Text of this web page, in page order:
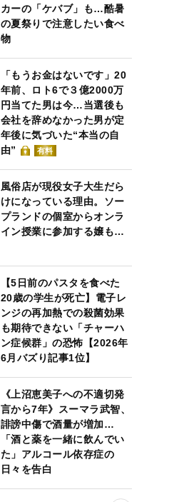
カーの「ケバブ」も…酷暑
の夏祭りで注意したい食べ
物
「もうお金はないです」20
年前、ロト6で３億2000万
円当てた男は今…当選後も
会社を辞めなかった男が定
年後に気づいた“本当の自
由”
有料
風俗店が現役女子大生だら
けになっている理由。ソー
プランドの個室からオンラ
イン授業に参加する嬢も…
【5日前のパスタを食べた
20歳の学生が死亡】電子レ
ンジの再加熱での殺菌効果
も期待できない「チャーハ
ン症候群」の恐怖【2026年
6月バズり記事1位】
《上沼恵美子への不適切発
言から7年》スーマラ武智、
誹謗中傷で酒量が増加…
「酒と薬を一緒に飲んでい
た」アルコール依存症の
日々を告白